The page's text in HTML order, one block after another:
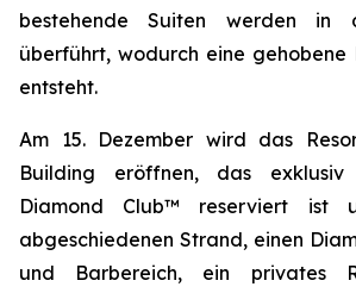
bestehende Suiten werden in
überführt, wodurch eine gehobene
entsteht.
Am 15. Dezember wird das
Building eröffnen, das
Diamond Club™ reserviert ist
abgeschiedenen Strand, einen
und Barbereich, ein privates